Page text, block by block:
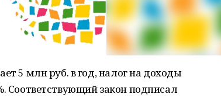
5 млн руб. в год, налог на доходы
Соответствующий закон подписал